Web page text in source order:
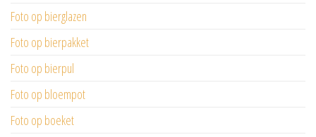
Foto op bierglazen
Foto op bierpakket
Foto op bierpul
Foto op bloempot
Foto op boeket